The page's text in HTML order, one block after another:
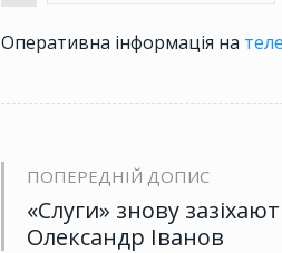
Оперативна інформація на
ПОПЕРЕДНІЙ ДОПИС
«Слуги» знову
Олександр Іванов